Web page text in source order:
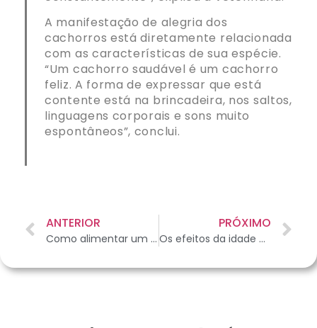
A manifestação de alegria dos
cachorros está diretamente relacionada
com as características de sua espécie.
“Um cachorro saudável é um cachorro
feliz. A forma de expressar que está
contente está na brincadeira, nos saltos,
linguagens corporais e sons muito
espontâneos”, conclui.
ANTERIOR
Como alimentar um peixe Betta
PRÓXIMO
Os efeitos da idade em gatos idosos